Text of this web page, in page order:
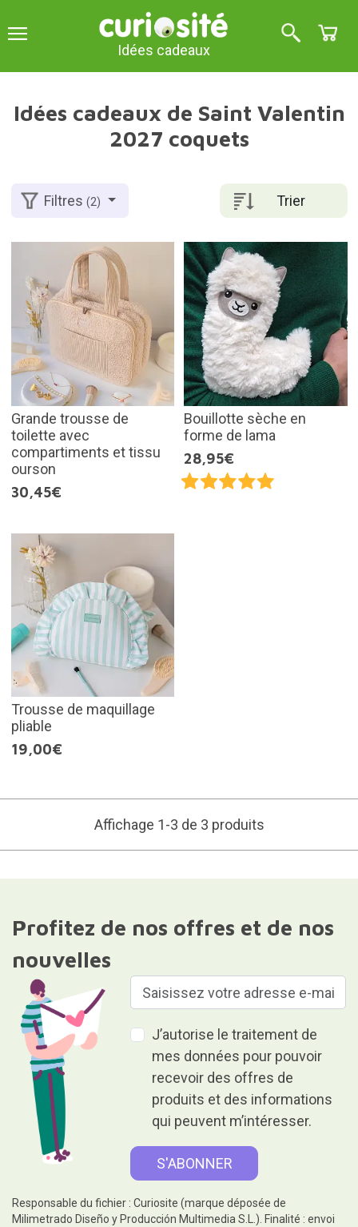
Idées cadeaux
Idées cadeaux de Saint Valentin
2027 coquets
Trier
Filtres(2)
Grande trousse de
toilette avec
compartiments et tissu
ourson
30,45€
Bouillotte sèche en
forme de lama
28,95€
Trousse de maquillage
pliable
19,00€
Affichage 1-3 de 3 produits
Profitez de nos offres et de nos
nouvelles
J’autorise le traitement de
mes données pour pouvoir
recevoir des offres de
produits et des informations
qui peuvent m’intéresser.
Responsable du fichier : Curiosite (marque déposée de
Milimetrado Diseño y Producción Multimedia S.L.). Finalité : envoi